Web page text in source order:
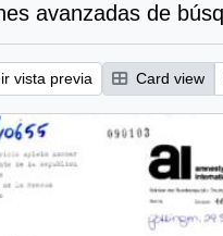
avanzadas de
vista previa Card view